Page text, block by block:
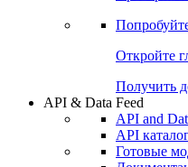
Чат
Проверка
Откройте
Получить